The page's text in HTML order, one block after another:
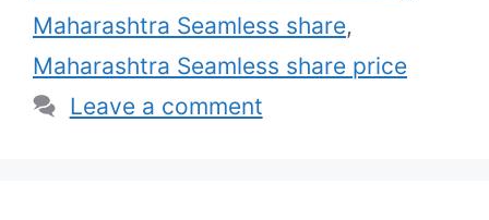
Maharashtra Seamless share,
Maharashtra Seamless share price
Leave a comment